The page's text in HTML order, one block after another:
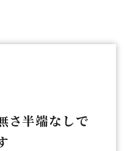
さ半端なしで